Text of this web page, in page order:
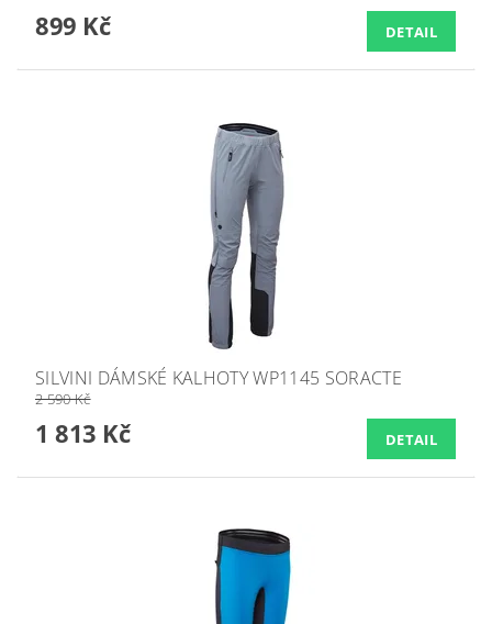
899 Kč DETAIL
SILVINI DÁMSKÉ KALHOTY WP1145 SORACTE
2 590 Kč
1 813 Kč DETAIL